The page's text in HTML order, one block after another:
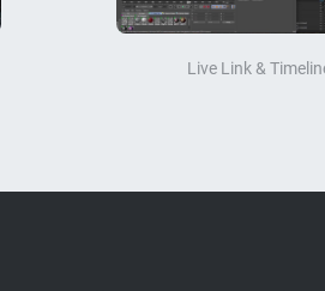
Live Link &